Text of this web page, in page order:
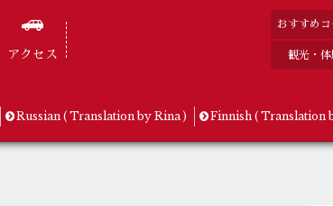
アクセス
おすすめコ
観光・
Russian ( Translation by Rina ) Finnish ( Translation